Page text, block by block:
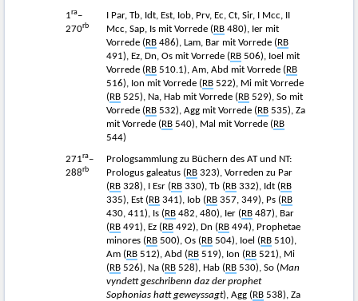
1ra–
270rb
I Par, Tb, Idt, Est, Iob, Prv, Ec, Ct, Sir, I Mcc, II
Mcc, Sap, Is mit Vorrede ( RB 480), Ier mit
Vorrede ( RB 486), Lam, Bar mit Vorrede ( RB
491), Ez, Dn, Os mit Vorrede ( RB 506), Ioel mit
Vorrede ( RB 510.1), Am, Abd mit Vorrede ( RB
516), Ion mit Vorrede ( RB 522), Mi mit Vorrede
( RB 525), Na, Hab mit Vorrede ( RB 529), So mit
Vorrede ( RB 532), Agg mit Vorrede ( RB 535), Za
mit Vorrede ( RB 540), Mal mit Vorrede ( RB
544)
271ra–
288rb
Prologsammlung zu Büchern des AT und NT:
Prologus galeatus ( RB 323), Vorreden zu Par
( RB 328), I Esr ( RB 330), Tb ( RB 332), Idt ( RB
335), Est ( RB 341), Iob ( RB 357, 349), Ps ( RB
430, 411), Is ( RB 482, 480), Ier ( RB 487), Bar
( RB 491), Ez ( RB 492), Dn ( RB 494), Prophetae
minores ( RB 500), Os ( RB 504), Ioel ( RB 510),
Am ( RB 512), Abd ( RB 519), Ion ( RB 521), Mi
( RB 526), Na ( RB 528), Hab ( RB 530), So (Man
vyndett geschribenn daz der prophet
Sophonias hatt geweyssagt), Agg ( RB 538), Za